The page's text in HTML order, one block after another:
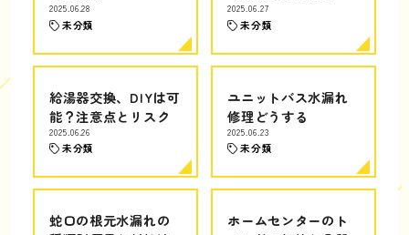
2025.06.28
未分類
2025.06.27
未分類
給湯器交換、DIYは可
能？注意点とリスク
2025.06.26
未分類
ユニットバス水漏れ
修理どうする
2025.06.23
未分類
蛇口の根元水漏れの
ホームセンターのト